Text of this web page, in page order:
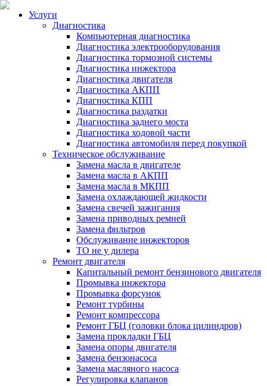
Услуги
Диагностика
Компьютерная диагностика
Диагностика электрооборудования
Диагностика тормозной системы
Диагностика инжектора
Диагностика двигателя
Диагностика АКПП
Диагностика КПП
Диагностика раздатки
Диагностика заднего моста
Диагностика ходовой части
Диагностика автомобиля перед покупкой
Техническое обслуживание
Замена масла в двигателе
Замена масла в АКПП
Замена масла в МКПП
Замена охлаждающей жидкости
Замена свечей зажигания
Замена приводных ремней
Замена фильтров
Обслуживание инжекторов
ТО не у дилера
Ремонт двигателя
Капитальный ремонт бензинового двигателя
Промывка инжектора
Промывка форсунок
Ремонт турбины
Ремонт компрессора
Ремонт ГБЦ (головки блока цилиндров)
Замена прокладки ГБЦ
Замена опоры двигателя
Замена бензонасоса
Замена масляного насоса
Регулировка клапанов